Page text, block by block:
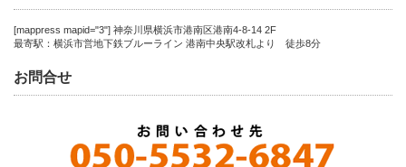
[mappress mapid="3"] 神奈川県横浜市港南区港南4-8-14 2F
最寄駅：横浜市営地下鉄ブルーライン 港南中央駅改札より 徒歩8分
お問合せ